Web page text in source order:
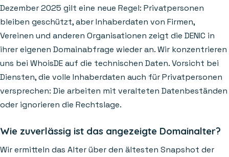
Dezember 2025 gilt eine neue Regel: Privatpersonen
bleiben geschützt, aber Inhaberdaten von Firmen,
Vereinen und anderen Organisationen zeigt die DENIC in
ihrer eigenen Domainabfrage wieder an. Wir konzentrieren
uns bei WhoisDE auf die technischen Daten. Vorsicht bei
Diensten, die volle Inhaberdaten auch für Privatpersonen
versprechen: Die arbeiten mit veralteten Datenbeständen
oder ignorieren die Rechtslage.
Wie zuverlässig ist das angezeigte Domainalter?
Wir ermitteln das Alter über den ältesten Snapshot der